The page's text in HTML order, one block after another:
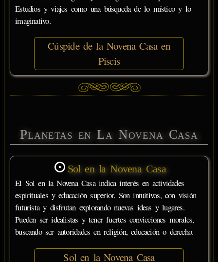
Estudios y viajes como una búsqueda de lo místico y lo
imaginativo.
Cúspide de la Novena Casa en
Piscis
Planetas en La Novena Casa
Sol en la Novena Casa
El Sol en la Novena Casa indica interés en actividades
espirituales y educación superior. Son intuitivos, con visión
futurista y disfrutan explorando nuevas ideas y lugares.
Pueden ser idealistas y tener fuertes convicciones morales,
buscando ser autoridades en religión, educación o derecho.
Sol en la Novena Casa